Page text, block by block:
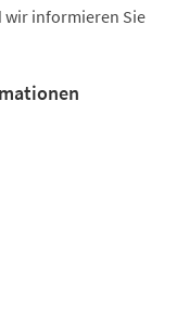
wir informieren Sie